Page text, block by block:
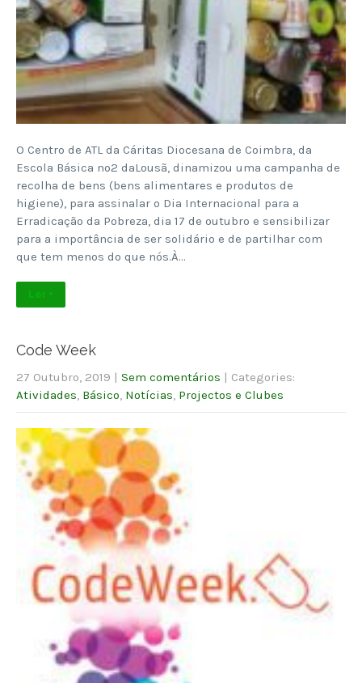
O Centro de ATL da Cáritas Diocesana de Coimbra, da
Escola Básica nº2 daLousã, dinamizou uma campanha de
recolha de bens (bens alimentares e produtos de
higiene), para assinalar o Dia Internacional para a
Erradicação da Pobreza, dia 17 de outubro e sensibilizar
para a importância de ser solidário e de partilhar com
que tem menos do que nós.À…
Ler +
Code Week
27 Outubro, 2019 | Sem comentários | Categories:
Atividades Básico Notícias Projectos e Clubes